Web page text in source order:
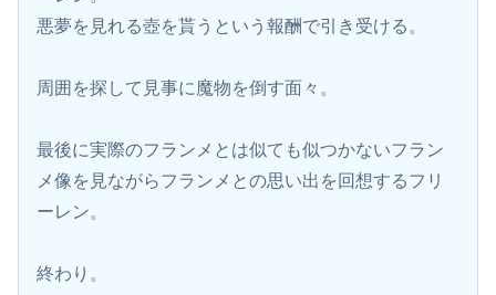
悪夢を見れる壺を貰うという報酬で引き受ける。
周囲を探して見事に魔物を倒す面々。
最後に実際のフランメとは似ても似つかないフラン
メ像を見ながらフランメとの思い出を回想するフリ
ーレン。
終わり。